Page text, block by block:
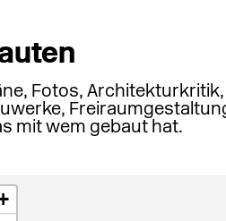
Fotos,
mit wem gebaut hat.